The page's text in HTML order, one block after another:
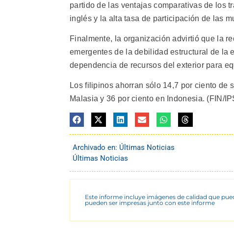
partido de las ventajas comparativas de los
inglés y la alta tasa de participación de las
Finalmente, la organización advirtió que la
emergentes de la debilidad estructural de la
dependencia de recursos del exterior para
Los filipinos ahorran sólo 14,7 por ciento de
Malasia y 36 por ciento en Indonesia. (FIN/
Archivado en: Últimas Noticias
Últimas Noticias
Este informe incluye imágenes de calidad que
pueden ser impresas junto con este informe